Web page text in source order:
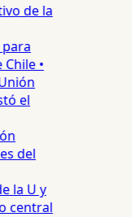
de la
•
el
del
la U y
central